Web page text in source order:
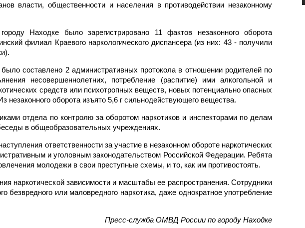
власти, общественности и населения в противодействии незаконному
Находке было зарегистрировано 11 фактов незаконного оборота
филиал Краевого наркологического диспансера (из них: 43 - получили
составлено 2 административных протокола в отношении родителей по
несовершеннолетних, потребление (распитие) ими алкогольной и
средств или психотропных веществ, новых потенциально опасных
оборота изъято 5,6 г сильнодействующего вещества.
отдела по контролю за оборотом наркотиков и инспекторами по делам
в общеобразовательных учреждениях.
ответственности за участие в незаконном обороте наркотических
и уголовным законодательством Российской Федерации. Ребята
молодежи в свои преступные схемы, и то, как им противостоять.
наркотической зависимости и масштабы ее распространения. Сотрудники
безвредного или маловредного наркотика, даже однократное употребление
Пресс-служба ОМВД России по городу Находке